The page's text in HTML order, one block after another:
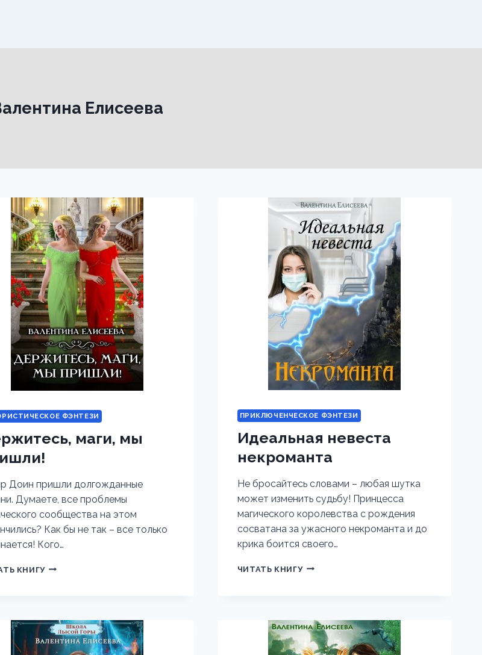
Елисеева
ФЭНТЕЗИ
маги, мы
Доин пришли долгожданные
Думаете, все проблемы
сообщества на этом
Как бы не так – все только
Кого…
КНИГУ ДЕРЖИТЕСЬ,
ПРИКЛЮЧЕНЧЕСКОЕ ФЭНТЕЗИ
Идеальная невеста
некроманта
Не бросайтесь словами – любая шутка
может изменить судьбу! Принцесса
магического королевства с рождения
сосватана за ужасного некроманта и до
крика боится своего…
ЧИТАТЬ КНИГУИДЕАЛЬНАЯ